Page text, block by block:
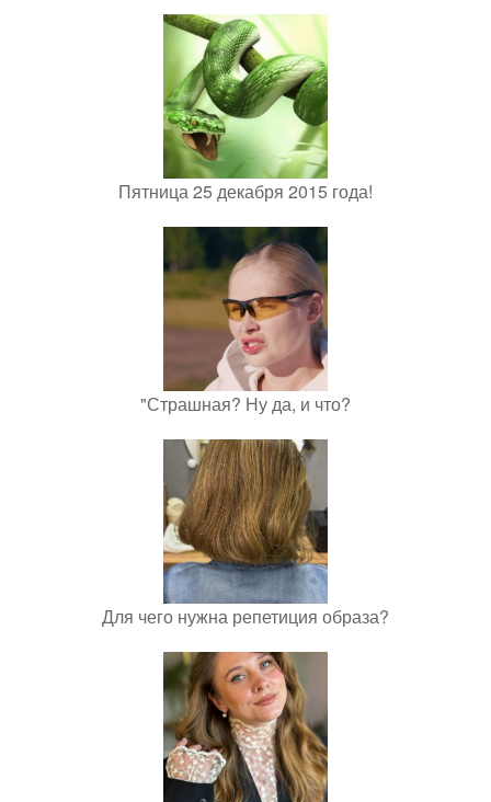
Пятница 25 декабря 2015 года!
"Страшная? Ну да, и что?
Для чего нужна репетиция образа?